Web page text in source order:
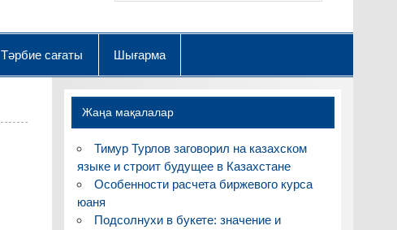
Тәрбие сағаты Шығарма
Жаңа мақалалар
Тимур Турлов заговорил на казахском
языке и строит будущее в Казахстане
Особенности расчета биржевого курса
юаня
Подсолнухи в букете: значение и